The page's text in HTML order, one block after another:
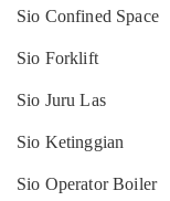
Sio Confined Space
Sio Forklift
Sio Juru Las
Sio Ketinggian
Sio Operator Boiler